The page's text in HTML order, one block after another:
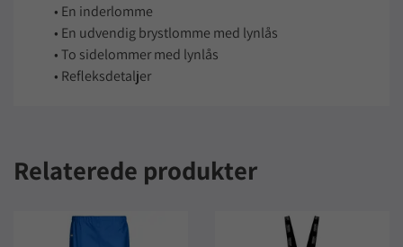
• En inderlomme
• En udvendig brystlomme med lynlås
• To sidelommer med lynlås
• Refleksdetaljer
Relaterede produkter